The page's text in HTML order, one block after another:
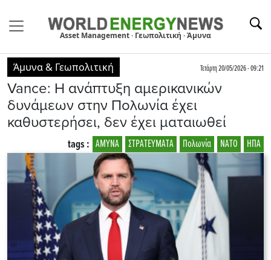
Asset Management · Γεωπολιτική · Άμυνα
Άμυνα & Γεωπολιτική Τετάρτη 20/05/2026 - 09:21
Vance: Η ανάπτυξη αμερικανικών
δυνάμεων στην Πολωνία έχει
καθυστερήσει, δεν έχει ματαιωθεί
ΗΠΑ
ΝΑΤΟ
Πολωνία
ΣΤΡΑΤΕΥΜΑΤΑ
ΑΜΥΝΑ
tags :